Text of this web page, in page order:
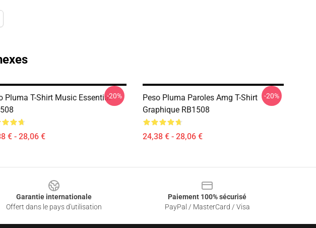
Pluma T-Shirt Music Essential
€ - 28,06 €
-20%
Peso Pluma Paroles Amg T-Shirt
Graphique RB1508
24,38 € - 28,06 €
-20%
Garantie internationale
Offert dans le pays d'utilisation
Paiement 100% sécurisé
PayPal / MasterCard / Visa